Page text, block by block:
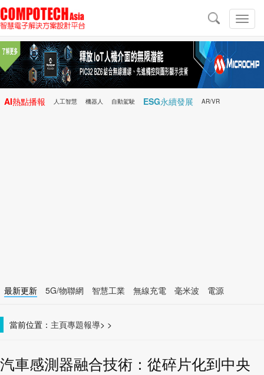
切
換
導
導
航
AI熱點播報 人工智慧 機器人 自動駕駛 ESG永續發展 AR/VR
最新更新 5G/物聯網 智慧工業 無線充電 毫米波
電源
當前位置： 主頁 >
專題報導 >
汽車感測器融合技術：從碎片化到中央